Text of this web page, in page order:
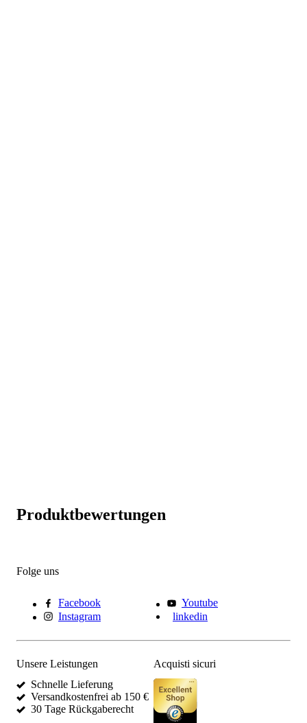
Produktbewertungen
Folge uns
Facebook
Youtube
Instagram
linkedin
Unsere Leistungen
Schnelle Lieferung
Versandkostenfrei ab 150 €
30 Tage Rückgaberecht
Acquisti sicuri